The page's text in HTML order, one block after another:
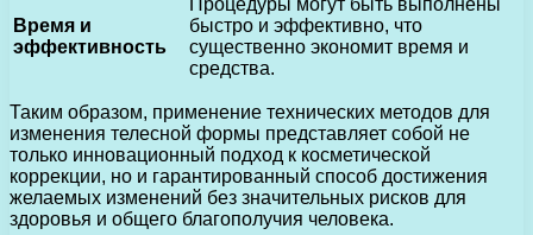
Время и
эффективность
быстро и эффективно, что
существенно экономит время и
средства.
Таким образом, применение технических методов для
изменения телесной формы представляет собой не
только инновационный подход к косметической
коррекции, но и гарантированный способ достижения
желаемых изменений без значительных рисков для
здоровья и общего благополучия человека.